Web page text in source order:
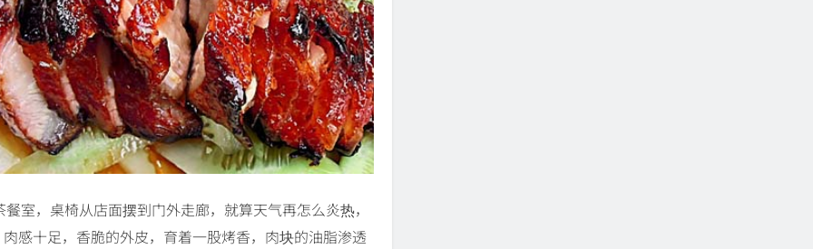
室，桌椅从店面摆到门外走廊，就算天气再怎么炎热，
感十足，香脆的外皮，育着一股烤香，肉块的油脂渗透